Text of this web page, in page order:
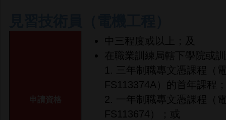
中三程度或以上；及
在職業訓練局轄下學院或
1. 三年制職專文憑課程（
FS113374A）的首年課程
2. 一年制職專文憑課程（
FS113674）；或